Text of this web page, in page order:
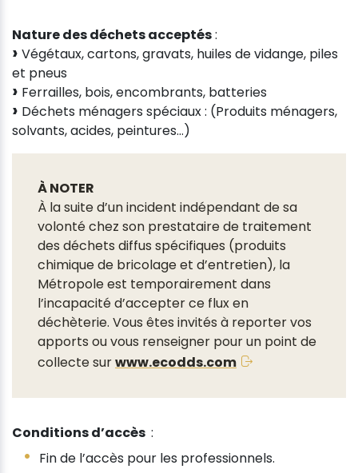
Nature des déchets acceptés:
Végétaux, cartons, gravats, huiles de vidange, piles
et pneus
Ferrailles, bois, encombrants, batteries
Déchets ménagers spéciaux : (Produits ménagers,
solvants, acides, peintures…)
À NOTER
À la suite d’un incident indépendant de sa
volonté chez son prestataire de traitement
des déchets diffus spécifiques (produits
chimique de bricolage et d’entretien), la
Métropole est temporairement dans
l’incapacité d’accepter ce flux en
déchèterie. Vous êtes invités à reporter vos
apports ou vous renseigner pour un point de
collecte surwww.ecodds.com
Conditions d’accès :
Fin de l’accès pour les professionnels.